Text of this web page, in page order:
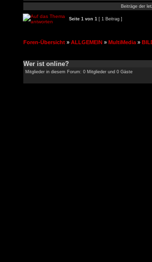
Beiträge der
Seite 1 von 1 [ 1 Beitrag ]
Foren-Übersicht » ALLGEMEIN » MultiMedia »
Wer ist online?
Mitglieder in diesem Forum: 0 Mitglieder und 0 Gäste